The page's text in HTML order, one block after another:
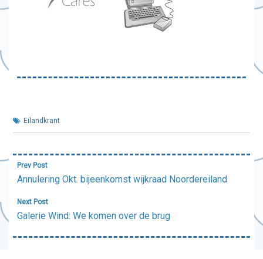
Eilandkrant
Bericht
navigatie
Prev Post
Annulering Okt. bijeenkomst wijkraad Noordereiland
Next Post
Galerie Wind: We komen over de brug